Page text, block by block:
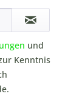
und
Kenntnis